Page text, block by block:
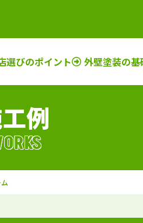
選びのポイント 外壁塗装の基
滋賀県
京都府
大阪府
施工例
塗装店
三重県
施工例
塗装店
例